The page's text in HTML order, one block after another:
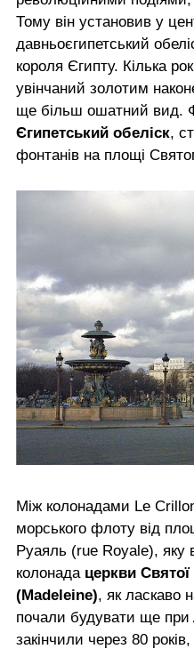
Тому він установив у
давньоєгипетський
короля Єгипту. Кілька
увінчаний золотим
ще більш ошатний вид.
Єгипетський обеліск,
фонтанів на площі
Між колонадами Le Crillon
морського флоту від
Руаяль (rue Royale), яку
колонада церкви
(Madeleine), як ласкаво
почали будувати ще при
закінчили через 80